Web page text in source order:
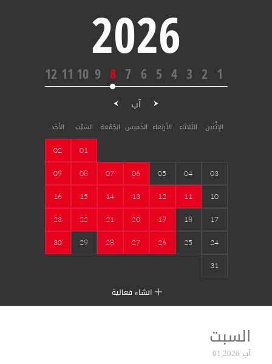
2026
1
2
3
4
5
6
7
8
9
10
11
12
آب
الإثْنَين الثَلاثاء الأربَعاء الخَميس الجُمُعة السَبْت الأحَد
01
02
03
04
05
06
07
08
09
10
11
12
13
14
15
16
17
18
19
20
21
22
23
24
25
26
27
28
29
30
31
انشاء فعالية
السبت
آب 01,2026